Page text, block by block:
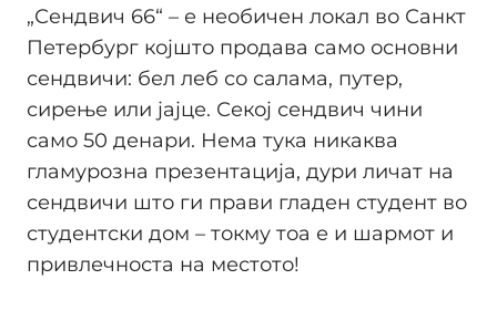
„Сендвич 66“ – е необичен локал во Санкт
Петербург којшто продава само основни
сендвичи: бел леб со салама, путер,
сирење или јајце. Секој сендвич чини
само 50 денари. Нема тука никаква
гламурозна презентација, дури личат на
сендвичи што ги прави гладен студент во
студентски дом – токму тоа е и шармот и
привлечноста на местото!